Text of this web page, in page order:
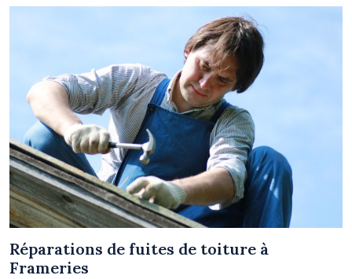
Réparations de fuites de toiture à
Frameries